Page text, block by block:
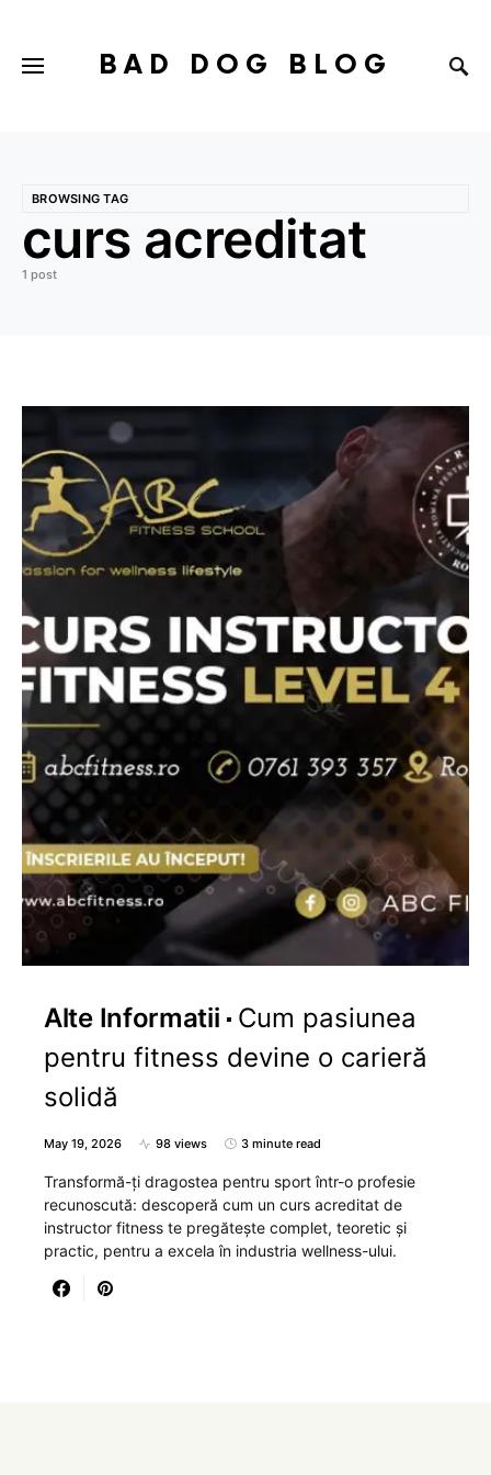
BAD DOG BLOG
BROWSING TAG
curs acreditat
1 post
Alte Informatii
Cum pasiunea
pentru fitness devine o carieră
solidă
May 19, 2026 98 views 3 minute read
Transformă-ți dragostea pentru sport într-o profesie
recunoscută: descoperă cum un curs acreditat de
instructor fitness te pregătește complet, teoretic și
practic, pentru a excela în industria wellness-ului.